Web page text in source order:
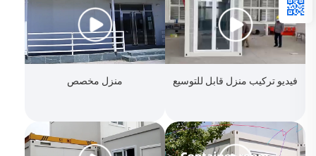
فيديو تركيب منزل قابل للتوسيع منزل مخصص